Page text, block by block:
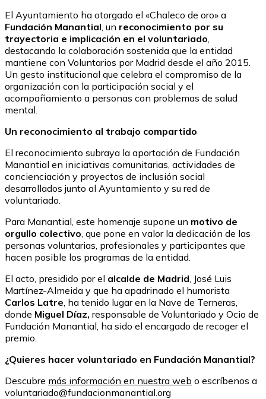
El Ayuntamiento ha otorgado el «Chaleco de oro» a
Fundación Manantial, un reconocimiento por su
trayectoria e implicación en el voluntariado,
destacando la colaboración sostenida que la entidad
mantiene con Voluntarios por Madrid desde el año 2015.
Un gesto institucional que celebra el compromiso de la
organización con la participación social y el
acompañamiento a personas con problemas de salud
mental.
Un reconocimiento al trabajo compartido
El reconocimiento subraya la aportación de Fundación
Manantial en iniciativas comunitarias, actividades de
concienciación y proyectos de inclusión social
desarrollados junto al Ayuntamiento y su red de
voluntariado.
Para Manantial, este homenaje supone un motivo de
orgullo colectivo, que pone en valor la dedicación de las
personas voluntarias, profesionales y participantes que
hacen posible los programas de la entidad.
El acto, presidido por el alcalde de Madrid, José Luis
Martínez-Almeida y que ha apadrinado el humorista
Carlos Latre, ha tenido lugar en la Nave de Terneras,
donde Miguel Díaz, responsable de Voluntariado y Ocio de
Fundación Manantial, ha sido el encargado de recoger el
premio.
¿Quieres hacer voluntariado en Fundación Manantial?
Descubre más información en nuestra web o escríbenos a
voluntariado@fundacionmanantial.org